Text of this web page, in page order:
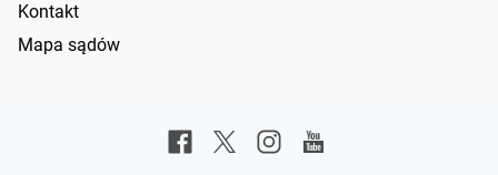
Kontakt
Mapa sądów